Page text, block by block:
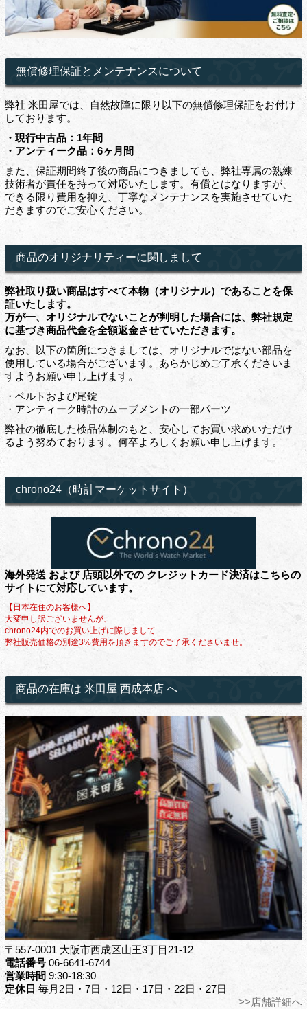
無償修理保証とメンテナンスについて
弊社 米田屋では、自然故障に限り以下の無償修理保証をお付け
しております。
・現行中古品：1年間
・アンティーク品：6ヶ月間
また、保証期間終了後の商品につきましても、弊社専属の熟練
技術者が責任を持って対応いたします。有償とはなりますが、
できる限り費用を抑え、丁寧なメンテナンスを実施させていた
だきますのでご安心ください。
商品のオリジナリティーに関しまして
弊社取り扱い商品はすべて本物（オリジナル）であることを保
証いたします。
万が一、オリジナルでないことが判明した場合には、弊社規定
に基づき商品代金を全額返金させていただきます。
なお、以下の箇所につきましては、オリジナルではない部品を
使用している場合がございます。あらかじめご了承くださいま
すようお願い申し上げます。
・ベルトおよび尾錠
・アンティーク時計のムーブメントの一部パーツ
弊社の徹底した検品体制のもと、安心してお買い求めいただけ
るよう努めております。何卒よろしくお願い申し上げます。
chrono24（時計マーケットサイト）
海外発送 および 店頭以外での クレジットカード決済はこちらの
サイトにて対応しています。
【日本在住のお客様へ】
大変申し訳ございませんが、
chrono24内でのお買い上げに際しまして
弊社販売価格の別途3%費用を頂きますのでご了承くださいませ。
商品の在庫は 米田屋 西成本店 へ
〒557-0001 大阪市西成区山王3丁目21-12
電話番号06-6641-6744
営業時間 9:30-18:30
定休日 毎月2日・7日・12日・17日・22日・27日
>>店舗詳細へ